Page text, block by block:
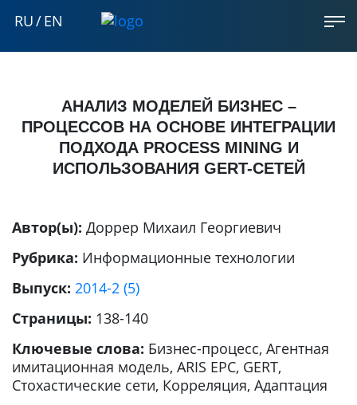
RU/EN
АНАЛИЗ МОДЕЛЕЙ БИЗНЕС –
ПРОЦЕССОВ НА ОСНОВЕ ИНТЕГРАЦИИ
ПОДХОДА PROCESS MINING И
ИСПОЛЬЗОВАНИЯ GERT-СЕТЕЙ
Автор(ы): Доррер Михаил Георгиевич
Рубрика: Информационные технологии
Выпуск: 2014-2 (5)
Страницы: 138-140
Ключевые слова: Бизнес-процесс, Агентная
имитационная модель, ARIS EPC, GERT,
Стохастические сети, Корреляция, Адаптация